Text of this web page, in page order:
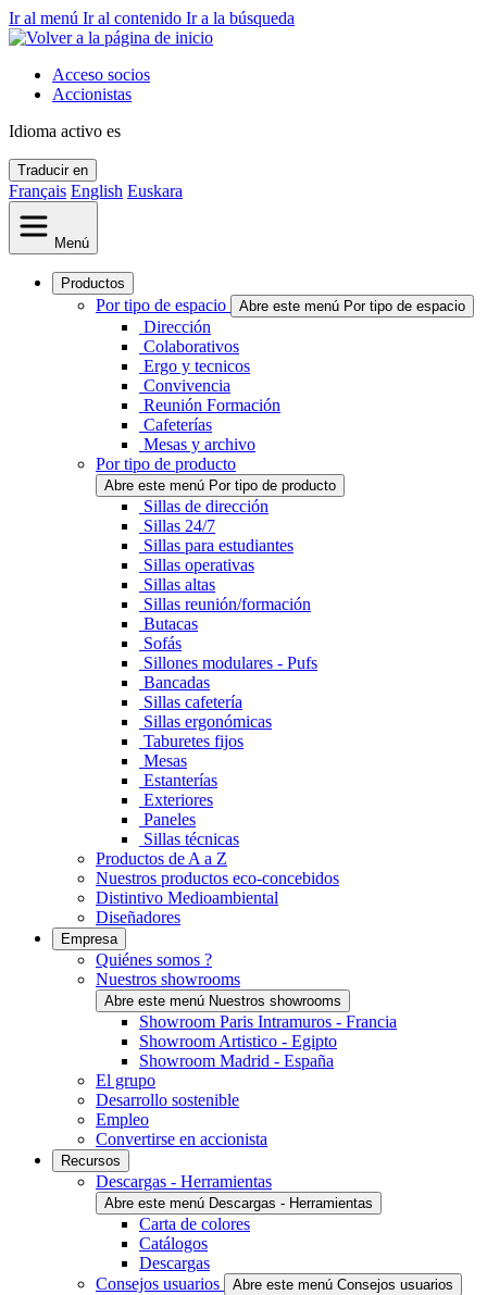
Ir al menú Ir al contenido Ir a la búsqueda
Acceso socios
Accionistas
Idioma activo es
Traducir en
Français English Euskara
Menú
Productos
Por tipo de espacio Abre este menú Por tipo de espacio
Dirección
Colaborativos
Ergo y tecnicos
Convivencia
Reunión Formación
Cafeterías
Mesas y archivo
Por tipo de producto
Abre este menú Por tipo de producto
Sillas de dirección
Sillas 24/7
Sillas para estudiantes
Sillas operativas
Sillas altas
Sillas reunión/formación
Butacas
Sofás
Sillones modulares - Pufs
Bancadas
Sillas cafetería
Sillas ergonómicas
Taburetes fijos
Mesas
Estanterías
Exteriores
Paneles
Sillas técnicas
Productos de A a Z
Nuestros productos eco-concebidos
Distintivo Medioambiental
Diseñadores
Empresa
Quiénes somos ?
Nuestros showrooms
Abre este menú Nuestros showrooms
Showroom Paris Intramuros - Francia
Showroom Artistico - Egipto
Showroom Madrid - España
El grupo
Desarrollo sostenible
Empleo
Convertirse en accionista
Recursos
Descargas - Herramientas
Abre este menú Descargas - Herramientas
Carta de colores
Catálogos
Descargas
Consejos usuarios
Abre este menú Consejos usuarios